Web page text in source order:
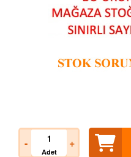
-
Adet
+